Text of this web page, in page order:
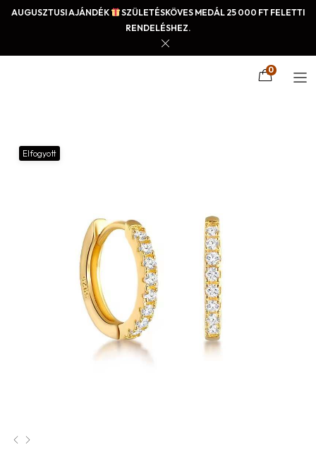
AUGUSZTUSI AJÁNDÉK
SZÜLETÉSKÖVES MEDÁL 25 000 FT FELETTI
RENDELÉSHEZ.
0
Elfogyott